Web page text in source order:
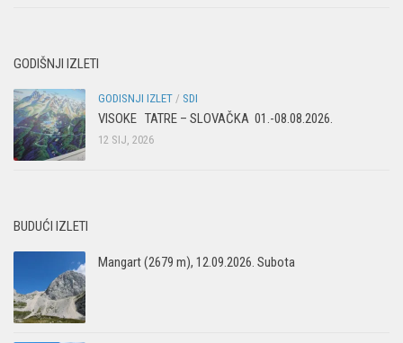
GODIŠNJI IZLETI
GODISNJI IZLET / SDI
VISOKE TATRE – SLOVAČKA 01.-08.08.2026.
12 SIJ, 2026
BUDUĆI IZLETI
Mangart (2679 m), 12.09.2026. Subota